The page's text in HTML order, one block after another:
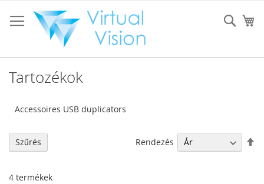
a
tartalomhoz
Tartozékok
Accessoires USB duplicators
4 termékek
Rendezés
Szűrés